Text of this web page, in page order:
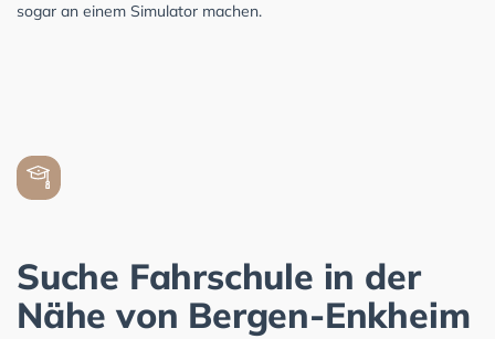
sogar an einem Simulator machen.
Suche Fahrschule in der
Nähe von Bergen-Enkheim